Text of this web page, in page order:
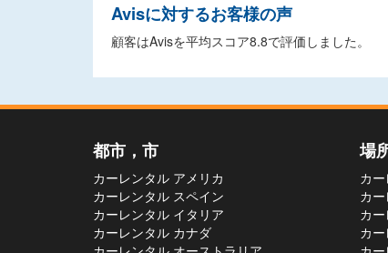
Avisに対するお客様の声
顧客はAvisを平均スコア8.8で評価しました。
都市，市
カーレンタル アメリカ
カーレンタル スペイン
カーレンタル イタリア
カーレンタル カナダ
場
カ
カ
カ
カ